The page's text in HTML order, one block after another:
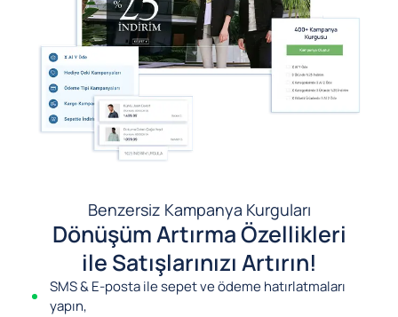
Benzersiz Kampanya Kurguları
Dönüşüm Artırma Özellikleri
ile Satışlarınızı Artırın!
SMS & E-posta ile sepet ve ödeme hatırlatmaları
yapın,